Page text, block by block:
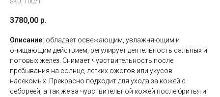
SKU: 10021
3780,00 р.
Описание: обладает освежающим, увлажняющим и
очищающим действием, регулирует деятельность сальных и
потовых желез. Снимает чувствительность после
пребывания на солнце, легких ожогов или укусов
насекомых. Прекрасно подходит для ухода за кожей с
себореей, а так же за чувствительной кожей после бритья и